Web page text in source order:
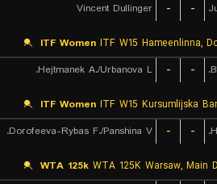
Vincent Dullinger
- -
ITF Women ITF W15 Hameenlinna,
Hejtmanek A./Urbanova L.
- -
ITF Women ITF W15 Kursumlijska
Dorofeeva-Rybas F./Panshina V.
- -
WTA 125k WTA 125K Warsaw, Main